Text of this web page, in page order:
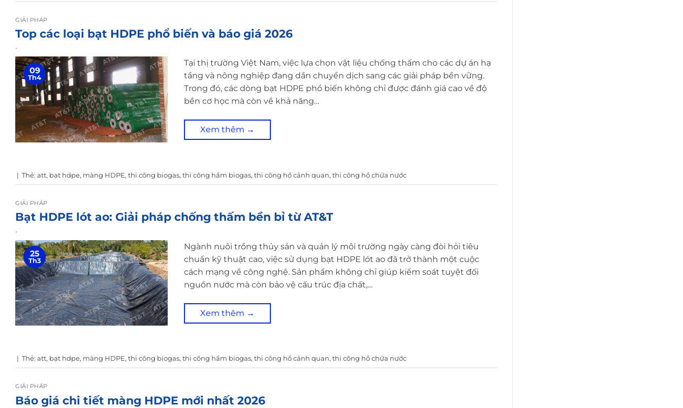
GIẢI PHÁP
Top các loại bạt HDPE phổ biến và báo giá 2026
-
09
Th4
Tại thị trường Việt Nam, việc lựa chọn vật liệu chống thấm cho các dự án hạ
tầng và nông nghiệp đang dần chuyển dịch sang các giải pháp bền vững.
Trong đó, các dòng bạt HDPE phổ biến không chỉ được đánh giá cao về độ
bền cơ học mà còn về khả năng…
Xem thêm →
| Thẻ: att, bạt hdpe, màng HDPE, thi công biogas, thi công hầm biogas, thi công hồ cảnh quan, thi công hồ chứa nước
GIẢI PHÁP
Bạt HDPE lót ao: Giải pháp chống thấm bền bỉ từ AT&T
-
25
Th3
Ngành nuôi trồng thủy sản và quản lý môi trường ngày càng đòi hỏi tiêu
chuẩn kỹ thuật cao, việc sử dụng bạt HDPE lót ao đã trở thành một cuộc
cách mạng về công nghệ. Sản phẩm không chỉ giúp kiểm soát tuyệt đối
nguồn nước mà còn bảo vệ cấu trúc địa chất,…
Xem thêm →
| Thẻ: att, bạt hdpe, màng HDPE, thi công biogas, thi công hầm biogas, thi công hồ cảnh quan, thi công hồ chứa nước
GIẢI PHÁP
Báo giá chi tiết màng HDPE mới nhất 2026